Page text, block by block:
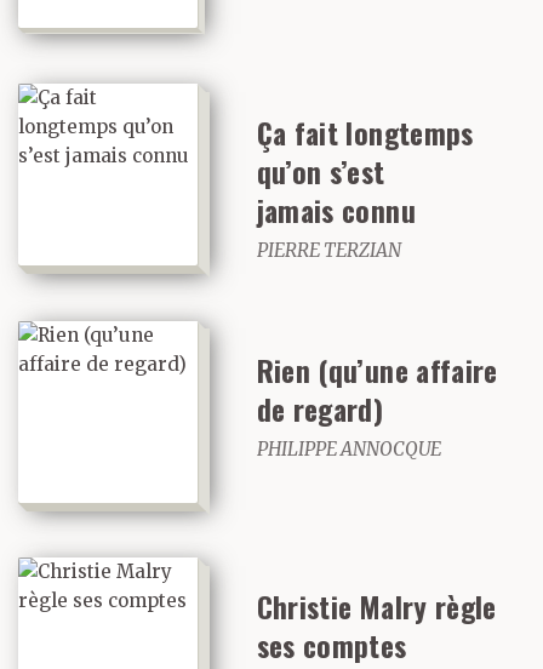
Ça fait longtemps
qu’on s’est
jamais connu
PIERRE TERZIAN
Rien (qu’une affaire
de regard)
PHILIPPE ANNOCQUE
Christie Malry règle
ses comptes